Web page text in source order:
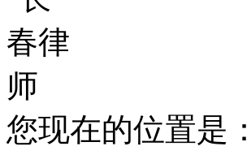
您现在的位置是：